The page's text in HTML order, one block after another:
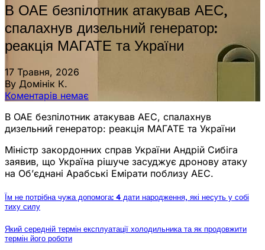
В ОАЕ безпілотник атакував АЕС,
спалахнув дизельний генератор:
реакція МАГАТЕ та України
17 Травня, 2026
By Домінік К.
Коментарів немає
В ОАЕ безпілотник атакував АЕС, спалахнув
дизельний генератор: реакція МАГАТЕ та України
Міністр закордонних справ України Андрій Сибіга
заявив, що Україна рішуче засуджує дронову атаку
на Об’єднані Арабські Емірати поблизу АЕС.
Їм не потрібна чужа допомога: 4 дати народження, які несуть у собі
тиху силу
Який середній термін експлуатації холодильника та як продовжити
термін його роботи